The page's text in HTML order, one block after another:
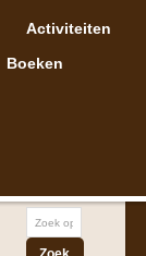
Activiteiten
Boeken